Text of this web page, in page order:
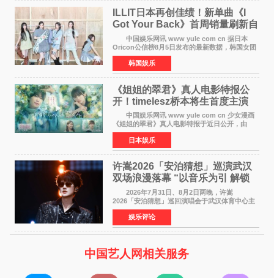
ILLIT日本再创佳绩！新单曲《I
Got Your Back》首周销量刷新自
身纪录
中国娱乐网讯 www yule com cn 据日本
Oricon公信榜8月5日发布的最新数据，韩国女团
ILLIT在日本发行的第二张单曲《I Got Your
Back》首周销量达到71,009张，成功跻身最新一
期周单曲排行
韩国娱乐
《姐姐的翠君》真人电影特报公
开！timelesz桥本将生首度主演
12月4日上映
中国娱乐网讯 www yule com cn 少女漫画
《姐姐的翠君》真人电影特报于近日公开，由
timelesz成员桥本将生担任主演，这也是他首次
担任电影主演，引发高度关注。 女高中生咲
苗翠（中岛瑠菜
日本娱乐
许嵩2026「安泊猜想」巡演武汉
双场浪漫落幕 “以音乐为引 解锁
江城记忆”
2026年7月31日、8月2日两晚，许嵩
2026「安泊猜想」巡回演唱会于武汉体育中心主
体育场盛大开唱。许嵩与数万歌迷在此相聚，从
浪漫惬意的舞台设计到充满诚意与惊喜的现场互
动，共同开启了一场关于
娱乐评论
中国艺人网相关服务